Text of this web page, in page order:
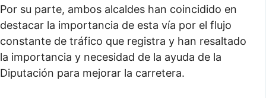
Por su parte, ambos alcaldes han coincidido en
destacar la importancia de esta vía por el flujo
constante de tráfico que registra y han resaltado
la importancia y necesidad de la ayuda de la
Diputación para mejorar la carretera.